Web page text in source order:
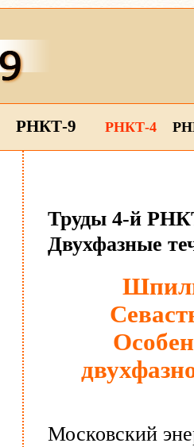
РНКТ-9 РНКТ-4
Труды 4-й
Двухфазные
Московский